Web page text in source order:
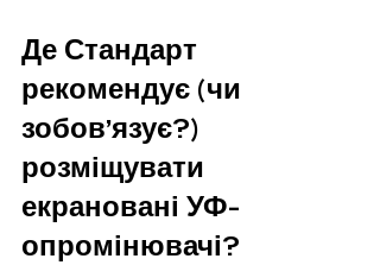
Де Стандарт
рекомендує (чи
зобов’язує?)
розміщувати
екрановані УФ-
опромінювачі?